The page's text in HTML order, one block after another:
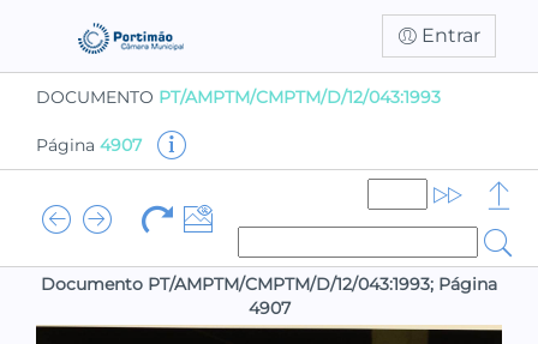
Entrar
DOCUMENTO PT/AMPTM/CMPTM/D/12/043:1993
Página 4907
Documento PT/AMPTM/CMPTM/D/12/043:1993; Página
4907